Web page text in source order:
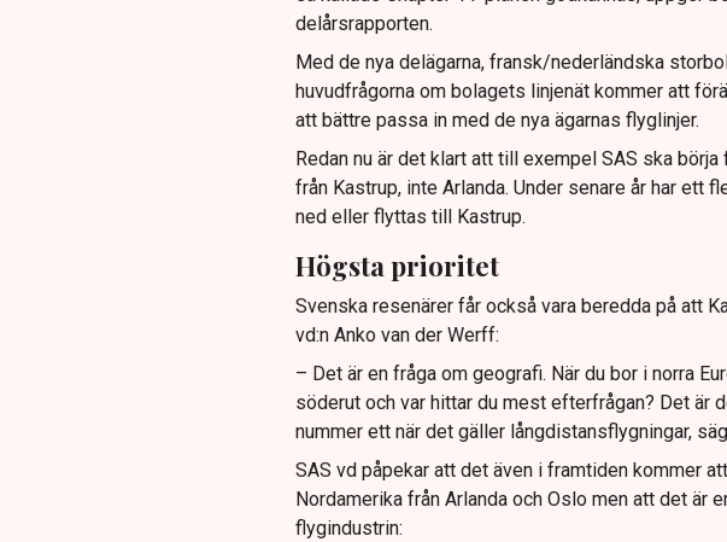
delårsrapporten.
Med de nya delägarna, fransk/nederländska
huvudfrågorna om bolagets linjenät kommer att
att bättre passa in med de nya ägarnas flyglinjer.
Redan nu är det klart att till exempel SAS ska
från Kastrup, inte Arlanda. Under senare år har ett
ned eller flyttas till Kastrup.
Högsta prioritet
Svenska resenärer får också vara beredda på att
vd:n Anko van der Werff:
– Det är en fråga om geografi. När du bor i norra
söderut och var hittar du mest efterfrågan? Det är
nummer ett när det gäller långdistansflygningar,
SAS vd påpekar att det även i framtiden kommer
Nordamerika från Arlanda och Oslo men att det är
flygindustrin: